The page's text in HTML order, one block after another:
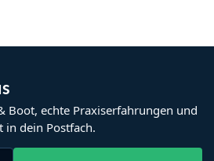
Boot, echte Praxiserfahrungen und
in dein Postfach.